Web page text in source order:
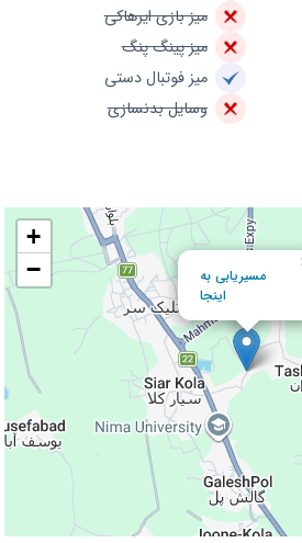
میز بازی ایرهاکی
میز پینگ پنگ
میز فوتبال دستی
وسایل بدنسازی
مسیریابی به
اینجا
+
−